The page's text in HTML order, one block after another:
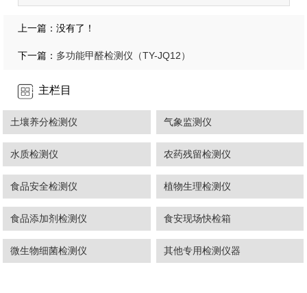
上一篇：没有了！
下一篇： 多功能甲醛检测仪（TY-JQ12）
主栏目
土壤养分检测仪 气象监测仪
水质检测仪 农药残留检测仪
食品安全检测仪 植物生理检测仪
食品添加剂检测仪 食安现场快检箱
微生物细菌检测仪 其他专用检测仪器